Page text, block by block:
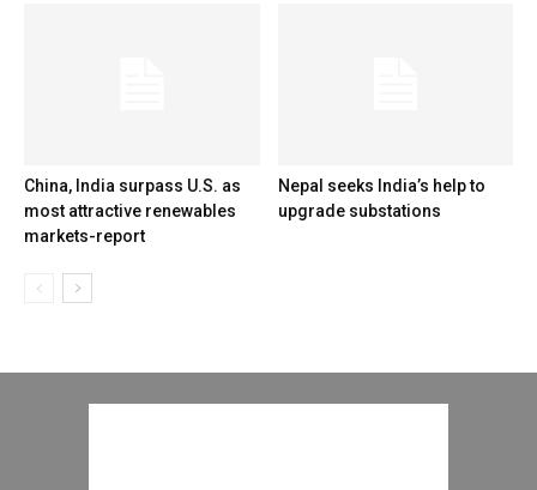
China, India surpass U.S. as
most attractive renewables
markets-report
Nepal seeks India’s help to
upgrade substations